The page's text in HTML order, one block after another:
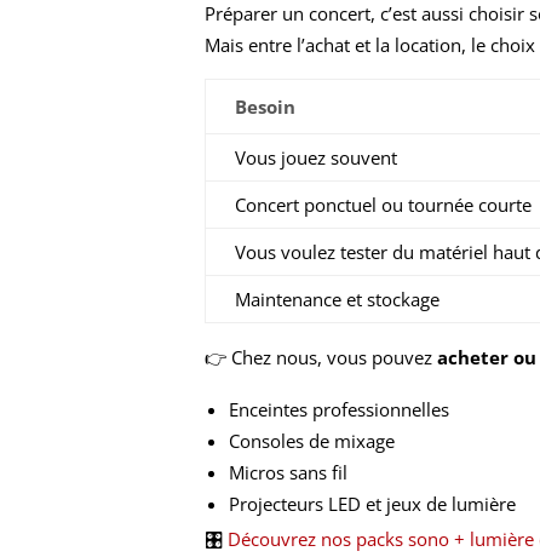
Préparer un concert, c’est aussi choisir
Mais entre l’achat et la location, le
Besoin
Vous jouez souvent
Concert ponctuel ou tournée courte
Vous voulez tester du matériel haut
Maintenance et stockage
👉 Chez nous, vous pouvezacheter
Enceintes professionnelles
Consoles de mixage
Micros sans fil
Projecteurs LED et jeux de lumière
🎛️ Découvrez nos packs sono +